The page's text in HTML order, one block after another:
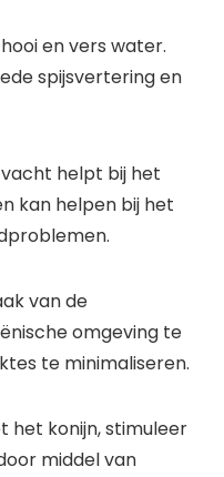
en vers water.
spijsvertering en
helpt bij het
kan helpen bij het
van de
omgeving te
te minimaliseren.
het konijn, stimuleer
middel van